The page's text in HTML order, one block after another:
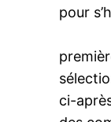
pour
ci-